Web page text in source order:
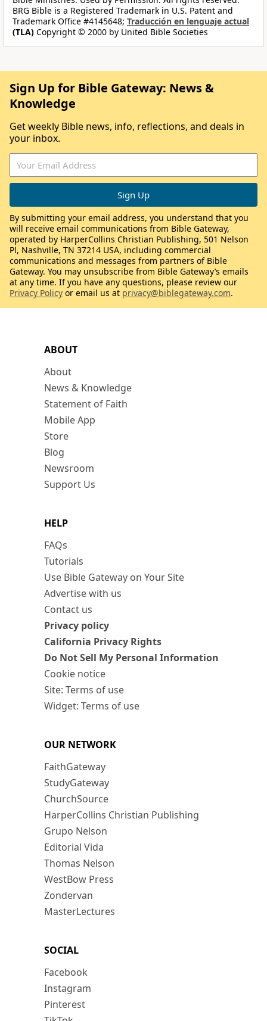
BRG Bible is a Registered Trademark in U.S. Patent and
Trademark Office #4145648; Traducción en lenguaje actual
(TLA) Copyright © 2000 by United Bible Societies
ABOUT
About
News & Knowledge
Statement of Faith
Mobile App
Store
Blog
Newsroom
Support Us
HELP
FAQs
Tutorials
Use Bible Gateway on Your Site
Advertise with us
Contact us
Privacy policy
California Privacy Rights
Do Not Sell My Personal Information
Cookie notice
Site: Terms of use
Widget: Terms of use
OUR NETWORK
FaithGateway
StudyGateway
ChurchSource
HarperCollins Christian Publishing
Grupo Nelson
Editorial Vida
Thomas Nelson
WestBow Press
Zondervan
MasterLectures
SOCIAL
Facebook
Instagram
Pinterest
Sign Up for Bible Gateway: News &
Knowledge
Get weekly Bible news, info, reflections, and deals in
your inbox.
By submitting your email address, you understand that you
will receive email communications from Bible Gateway,
operated by HarperCollins Christian Publishing, 501 Nelson
Pl, Nashville, TN 37214 USA, including commercial
communications and messages from partners of Bible
Gateway. You may unsubscribe from Bible Gateway’s emails
at any time. If you have any questions, please review our
Privacy Policy or email us at privacy@biblegateway.com.